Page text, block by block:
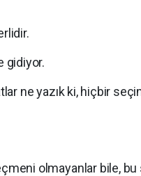
gidiyor.
ne yazık ki, hiçbir
olmayanlar bile,